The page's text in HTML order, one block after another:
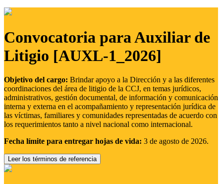
Convocatoria para Auxiliar de
Litigio [AUXL-1_2026]
Objetivo del cargo: Brindar apoyo a la Dirección y a las diferentes
coordinaciones del área de litigio de la CCJ, en temas jurídicos,
administrativos, gestión documental, de información y comunicación
interna y externa en el acompañamiento y representación jurídica de
las víctimas, familiares y comunidades representadas de acuerdo con
los requerimientos tanto a nivel nacional como internacional.
Fecha límite para entregar hojas de vida: 3 de agosto de 2026.
Leer los términos de referencia